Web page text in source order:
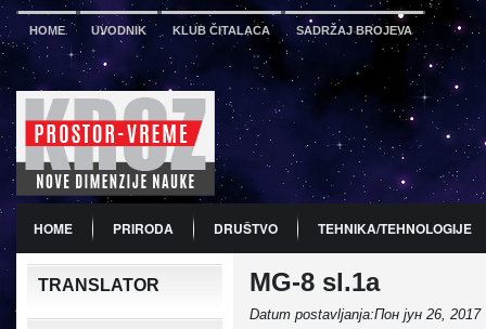
HOME UVODNIK KLUB ČITALACA SADRŽAJ BROJEVA
HOME PRIRODA DRUŠTVO TEHNIKA/TEHNOLOGIJE
PDF BROJ 12 PREDSTAVLJANJE KNJIGA
TRANSLATOR MG-8 sl.1a
Datum postavljanja:Пон јун 26, 2017